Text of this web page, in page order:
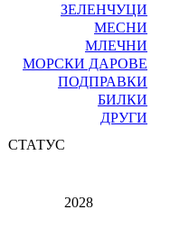
ЗЕЛЕНЧУЦИ
МЕСНИ
МЛЕЧНИ
МОРСКИ ДАРОВЕ
ПОДПРАВКИ
БИЛКИ
ДРУГИ
СТАТУС
2028